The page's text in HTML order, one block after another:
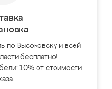
по Высоковску и всей
бесплатно!
10% от стоимости